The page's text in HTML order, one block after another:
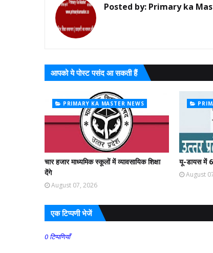
Posted by: Primary ka
आपको ये पोस्ट पसंद आ सकती हैं
PRIMARY KA MASTER NEWS
चार हजार माध्यमिक स्कूलों में व्यावसायिक शिक्षा
देंगे
August 07, 2026
यू-डायस में
August
एक टिप्पणी भेजें
0 टिप्पणियाँ